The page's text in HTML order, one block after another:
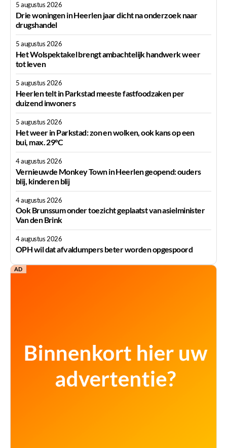
5 augustus 2026
Drie woningen in Heerlen jaar dicht na onderzoek naar
drugshandel
5 augustus 2026
Het Wolspektakel brengt ambachtelijk handwerk weer
tot leven
5 augustus 2026
Heerlen telt in Parkstad meeste fastfoodzaken per
duizend inwoners
5 augustus 2026
Het weer in Parkstad: zon en wolken, ook kans op een
bui, max. 29°C
4 augustus 2026
Vernieuwde Monkey Town in Heerlen geopend: ouders
blij, kinderen blij
4 augustus 2026
Ook Brunssum onder toezicht geplaatst van asielminister
Van den Brink
4 augustus 2026
OPH wil dat afvaldumpers beter worden opgespoord
AD